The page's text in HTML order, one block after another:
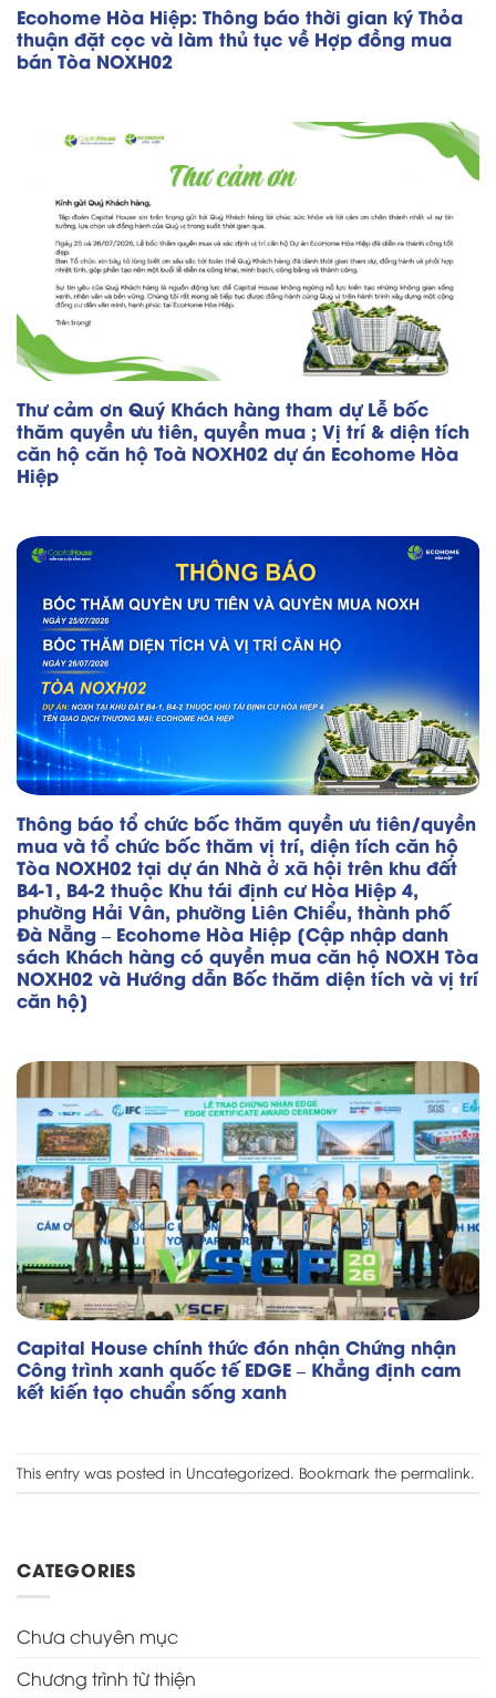
Ecohome Hòa Hiệp: Thông báo thời gian ký Thỏa
thuận đặt cọc và làm thủ tục về Hợp đồng mua
bán Tòa NOXH02
Thư cảm ơn Quý Khách hàng tham dự Lễ bốc
thăm quyền ưu tiên, quyền mua ; Vị trí & diện tích
căn hộ căn hộ Toà NOXH02 dự án Ecohome Hòa
Hiệp
Thông báo tổ chức bốc thăm quyền ưu tiên/quyền
mua và tổ chức bốc thăm vị trí, diện tích căn hộ
Tòa NOXH02 tại dự án Nhà ở xã hội trên khu đất
B4-1, B4-2 thuộc Khu tái định cư Hòa Hiệp 4,
phường Hải Vân, phường Liên Chiểu, thành phố
Đà Nẵng – Ecohome Hòa Hiệp [Cập nhập danh
sách Khách hàng có quyền mua căn hộ NOXH Tòa
NOXH02 và Hướng dẫn Bốc thăm diện tích và vị trí
căn hộ]
Capital House chính thức đón nhận Chứng nhận
Công trình xanh quốc tế EDGE – Khẳng định cam
kết kiến tạo chuẩn sống xanh
This entry was posted in Uncategorized. Bookmark the permalink.
CATEGORIES
Chưa chuyên mục
Chương trình từ thiện